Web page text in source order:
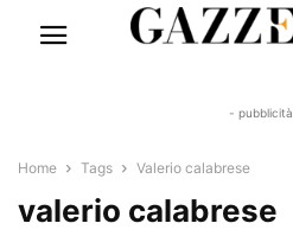
-
Home Tags Valerio calabrese
valerio calabrese